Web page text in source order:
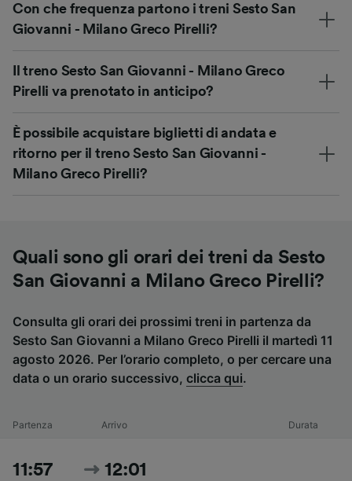
Con che frequenza partono i treni Sesto San
Giovanni - Milano Greco Pirelli?
Il treno Sesto San Giovanni - Milano Greco
Pirelli va prenotato in anticipo?
È possibile acquistare biglietti di andata e
ritorno per il treno Sesto San Giovanni -
Milano Greco Pirelli?
Quali sono gli orari dei treni da Sesto
San Giovanni a Milano Greco Pirelli?
Consulta gli orari dei prossimi treni in partenza da
Sesto San Giovanni a Milano Greco Pirelli il martedì 11
agosto 2026. Per l’orario completo, o per cercare una
data o un orario successivo, clicca qui.
Partenza Arrivo Durata
11:57 12:01